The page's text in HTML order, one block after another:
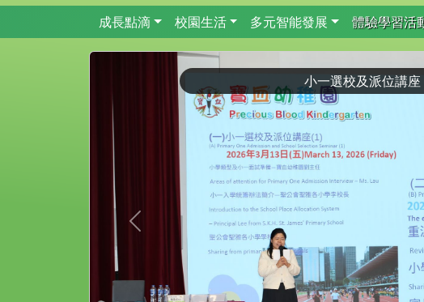
成長點滴 校園生活 多元智能發展 體驗學習活
小一選校及派位講座
Previous